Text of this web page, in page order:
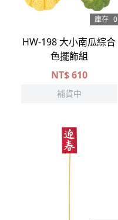
庫存 0
HW-198 大小南瓜綜合
色擺飾組
NT$610
補貨中